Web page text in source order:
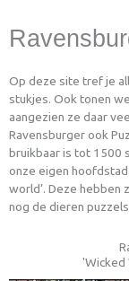
Op deze site tref je
stukjes. Ook tonen
aangezien ze daar
Ravensburger ook
bruikbaar is tot 1500
onze eigen
world’. Deze hebben
nog de dieren
'Wicked